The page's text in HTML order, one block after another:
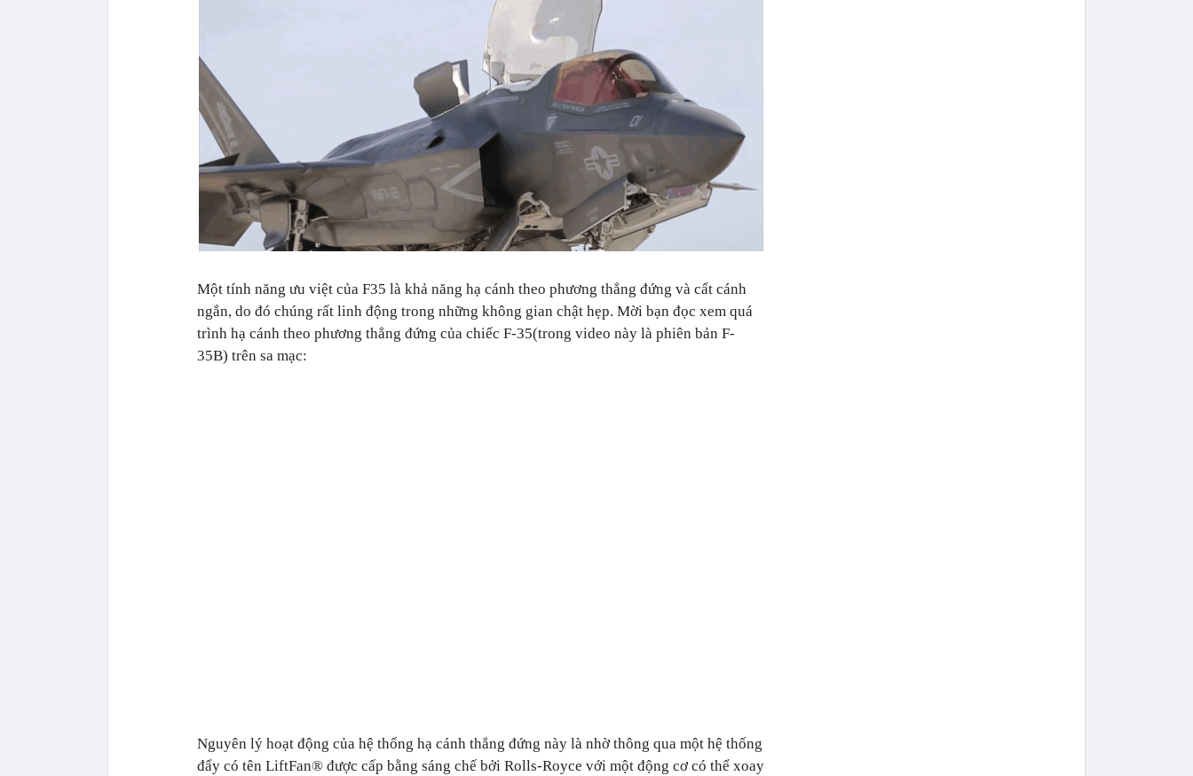
Một tính năng ưu việt của F35 là khả năng hạ cánh theo phương thẳng đứng và cất cánh
ngắn, do đó chúng rất linh động trong những không gian chật hẹp. Mời bạn đọc xem quá
trình hạ cánh theo phương thẳng đứng của chiếc F-35(trong video này là phiên bản F-
35B) trên sa mạc:
Nguyên lý hoạt động của hệ thống hạ cánh thẳng đứng này là nhờ thông qua một hệ thống
đẩy có tên LiftFan® được cấp bằng sáng chế bởi Rolls-Royce với một động cơ có thể xoay